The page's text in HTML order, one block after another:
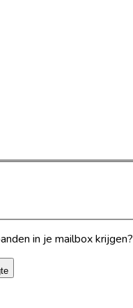
in je mailbox krijgen?